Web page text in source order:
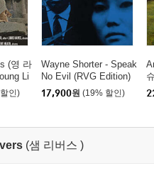
(영 라
Li
인)
Wayne Shorter - Speak
No Evil (RVG Edition)
17,900원 (19% 할인)
e
(샘 리버스 )